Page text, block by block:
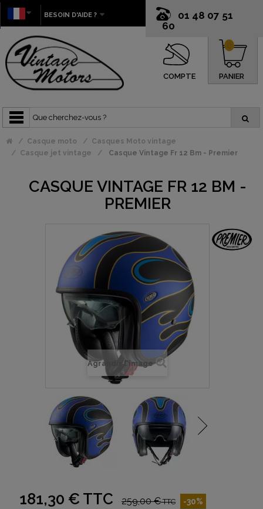
01 48 07 51
60
BESOIN D'AIDE ?
COMPTE PANIER
0
Casque moto
Casques Moto vintage
Casque jet vintage
Casque Vintage Fr 12 Bm - Premier
CASQUE VINTAGE FR 12 BM -
PREMIER
Agrandir l'image
181,30 € TTC 259,00 €TTC -30%